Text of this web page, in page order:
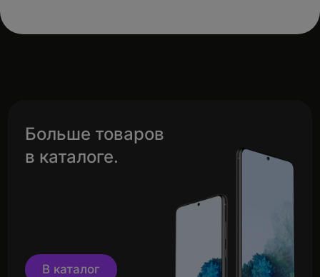
Больше товаров
в каталоге.
В каталог